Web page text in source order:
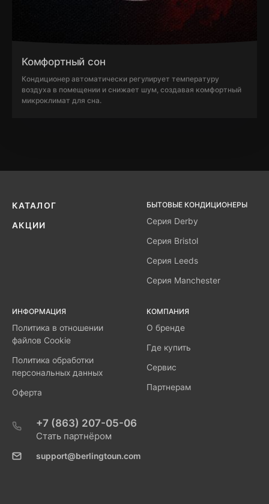
Комфортный сон
Кондиционер автоматически регулирует температуру
воздуха в помещении и снижает шум, создавая комфортный
микроклимат для сна.
КАТАЛОГ
АКЦИИ
БЫТОВЫЕ КОНДИЦИОНЕРЫ
Серия Derby
Серия Bristol
Серия Leeds
Серия Manchester
ИНФОРМАЦИЯ
Политика в отношении
файлов Cookie
Политика обработки
персональных данных
Оферта
КОМПАНИЯ
О бренде
Где купить
Сервис
Партнерам
+7 (863) 207-05-06
Стать партнёром
support@berlingtoun.com